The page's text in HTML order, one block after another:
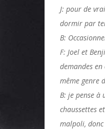
J: pour de
dormir par
B:
F: Joel et
demandes en
même genre
B: je pense à
chaussettes
malpoli,